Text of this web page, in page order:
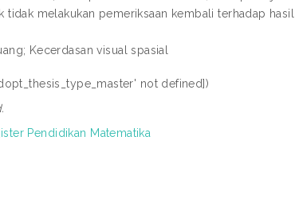
tidak melakukan pemeriksaan kembali terhadap
Kecerdasan visual spasial
not defined])
Pendidikan Matematika